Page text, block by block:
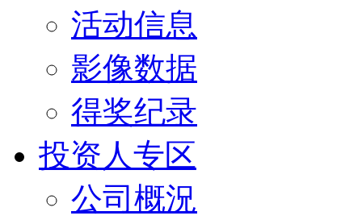
活动信息
影像数据
得奖纪录
投资人专区
公司概況